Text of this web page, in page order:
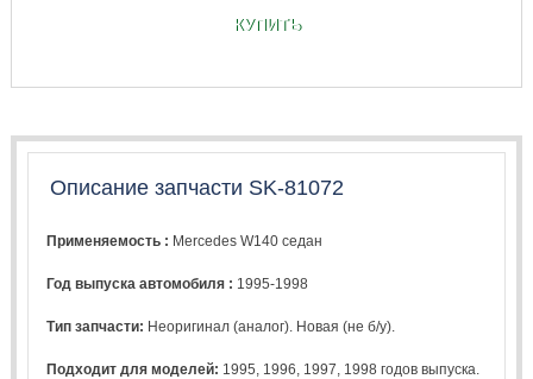
КУПИТЬ
Описание запчасти SK-81072
Применяемость : Mercedes W140 седан
Год выпуска автомобиля : 1995-1998
Тип запчасти: Неоригинал (аналог). Новая (не б/у).
Подходит для моделей: 1995 1996 1997 1998 годов выпуска.